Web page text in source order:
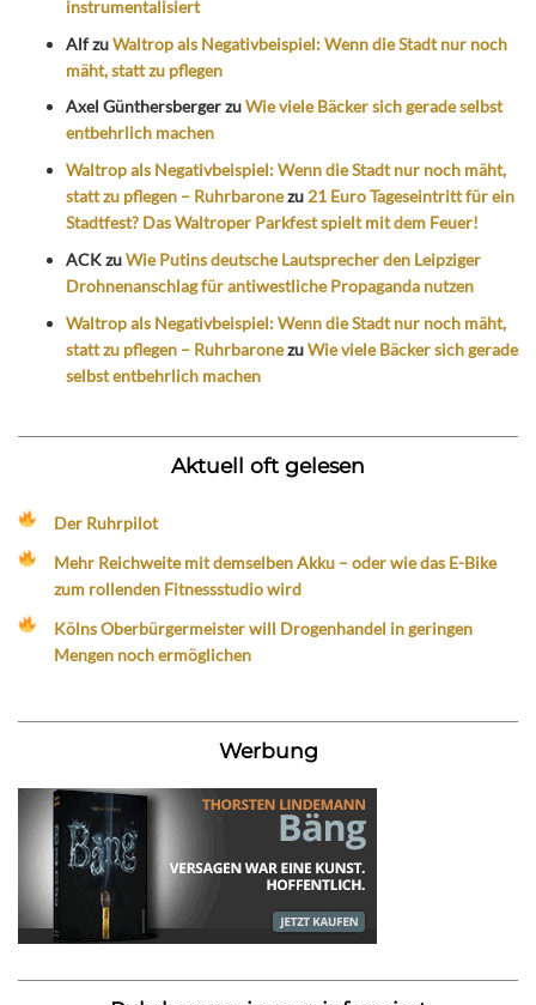
instrumentalisiert
AlfzuWaltrop als Negativbeispiel: Wenn die Stadt nur noch
mäht, statt zu pflegen
Axel GünthersbergerzuWie viele Bäcker sich gerade selbst
entbehrlich machen
Waltrop als Negativbeispiel: Wenn die Stadt nur noch mäht,
statt zu pflegen – Ruhrbaronezu 21 Euro Tageseintritt für ein
Stadtfest? Das Waltroper Parkfest spielt mit dem Feuer!
ACKzuWie Putins deutsche Lautsprecher den Leipziger
Drohnenanschlag für antiwestliche Propaganda nutzen
Waltrop als Negativbeispiel: Wenn die Stadt nur noch mäht,
statt zu pflegen – RuhrbaronezuWie viele Bäcker sich gerade
selbst entbehrlich machen
Aktuell oft gelesen
Der Ruhrpilot
Mehr Reichweite mit demselben Akku – oder wie das E-Bike
zum rollenden Fitnessstudio wird
Kölns Oberbürgermeister will Drogenhandel in geringen
Mengen noch ermöglichen
Werbung